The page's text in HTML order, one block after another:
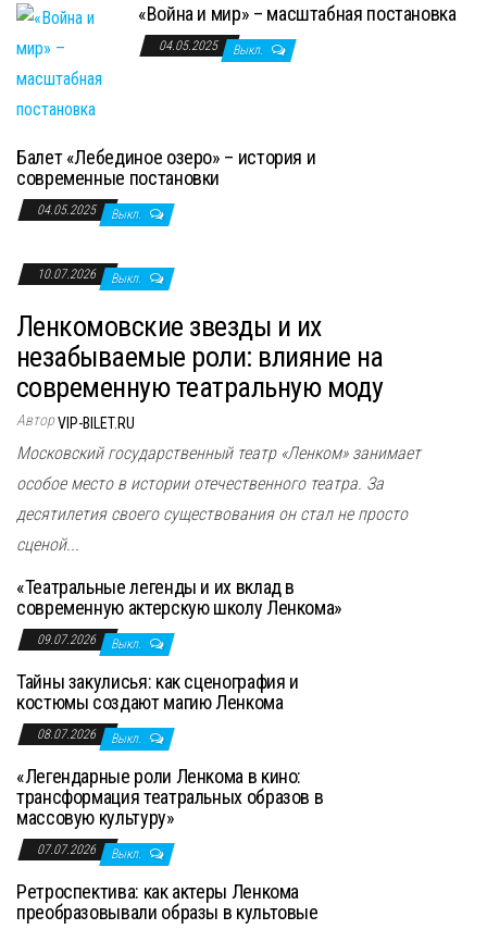
«Война и мир» – масштабная постановка
04.05.2025 Выкл.
Балет «Лебединое озеро» – история и
современные постановки
04.05.2025 Выкл.
10.07.2026 Выкл.
Ленкомовские звезды и их
незабываемые роли: влияние на
современную театральную моду
АвторVIP-BILET.RU
Московский государственный театр «Ленком» занимает
особое место в истории отечественного театра. За
десятилетия своего существования он стал не просто
сценой...
«Театральные легенды и их вклад в
современную актерскую школу Ленкома»
09.07.2026 Выкл.
Тайны закулисья: как сценография и
костюмы создают магию Ленкома
08.07.2026 Выкл.
«Легендарные роли Ленкома в кино:
трансформация театральных образов в
массовую культуру»
07.07.2026 Выкл.
Ретроспектива: как актеры Ленкома
преобразовывали образы в культовые